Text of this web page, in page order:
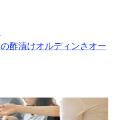
酢漬けオルディンさオー